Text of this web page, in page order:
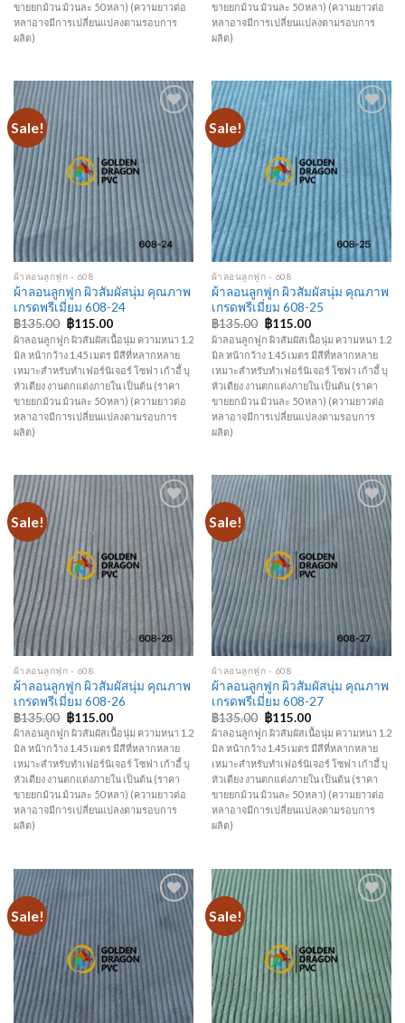
ขายยกม้วน ม้วนละ 50 หลา) (ความยาวต่อ
หลาอาจมีการเปลี่ยนแปลงตามรอบการ
ผลิต)
ขายยกม้วน ม้วนละ 50 หลา) (ความยาวต่อ
หลาอาจมีการเปลี่ยนแปลงตามรอบการ
ผลิต)
Sale!
Add to
Wishlist
ผ้าลอนลูกฟูก - 608
ผ้าลอนลูกฟูก ผิวสัมผัสนุ่ม คุณภาพ
เกรดพรีเมี่ยม 608-24
฿135.00 ฿115.00
ผ้าลอนลูกฟูก ผิวสัมผัสเนื้อนุ่ม ความหนา 1.2
มิล หน้ากว้าง 1.45 เมตร มีสีที่หลากหลาย
เหมาะสำหรับทำเฟอร์นิเจอร์ โซฟา เก้าอี้ บุ
หัวเตียง งานตกแต่งภายใน เป็นต้น (ราคา
ขายยกม้วน ม้วนละ 50 หลา) (ความยาวต่อ
หลาอาจมีการเปลี่ยนแปลงตามรอบการ
ผลิต)
Sale!
Add to
Wishlist
ผ้าลอนลูกฟูก - 608
ผ้าลอนลูกฟูก ผิวสัมผัสนุ่ม คุณภาพ
เกรดพรีเมี่ยม 608-25
฿135.00 ฿115.00
ผ้าลอนลูกฟูก ผิวสัมผัสเนื้อนุ่ม ความหนา 1.2
มิล หน้ากว้าง 1.45 เมตร มีสีที่หลากหลาย
เหมาะสำหรับทำเฟอร์นิเจอร์ โซฟา เก้าอี้ บุ
หัวเตียง งานตกแต่งภายใน เป็นต้น (ราคา
ขายยกม้วน ม้วนละ 50 หลา) (ความยาวต่อ
หลาอาจมีการเปลี่ยนแปลงตามรอบการ
ผลิต)
Sale!
Add to
Wishlist
ผ้าลอนลูกฟูก - 608
ผ้าลอนลูกฟูก ผิวสัมผัสนุ่ม คุณภาพ
เกรดพรีเมี่ยม 608-26
฿135.00 ฿115.00
ผ้าลอนลูกฟูก ผิวสัมผัสเนื้อนุ่ม ความหนา 1.2
มิล หน้ากว้าง 1.45 เมตร มีสีที่หลากหลาย
เหมาะสำหรับทำเฟอร์นิเจอร์ โซฟา เก้าอี้ บุ
หัวเตียง งานตกแต่งภายใน เป็นต้น (ราคา
ขายยกม้วน ม้วนละ 50 หลา) (ความยาวต่อ
หลาอาจมีการเปลี่ยนแปลงตามรอบการ
ผลิต)
Sale!
Add to
Wishlist
ผ้าลอนลูกฟูก - 608
ผ้าลอนลูกฟูก ผิวสัมผัสนุ่ม คุณภาพ
เกรดพรีเมี่ยม 608-27
฿135.00 ฿115.00
ผ้าลอนลูกฟูก ผิวสัมผัสเนื้อนุ่ม ความหนา 1.2
มิล หน้ากว้าง 1.45 เมตร มีสีที่หลากหลาย
เหมาะสำหรับทำเฟอร์นิเจอร์ โซฟา เก้าอี้ บุ
หัวเตียง งานตกแต่งภายใน เป็นต้น (ราคา
ขายยกม้วน ม้วนละ 50 หลา) (ความยาวต่อ
หลาอาจมีการเปลี่ยนแปลงตามรอบการ
ผลิต)
Sale!
Add to
Wishlist
Sale!
Add to
Wishlist